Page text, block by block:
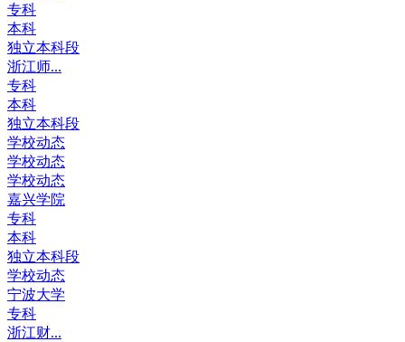
专科
本科
独立本科段
浙江师...
专科
本科
独立本科段
学校动态
学校动态
学校动态
嘉兴学院
专科
本科
独立本科段
学校动态
宁波大学
专科
浙江财...